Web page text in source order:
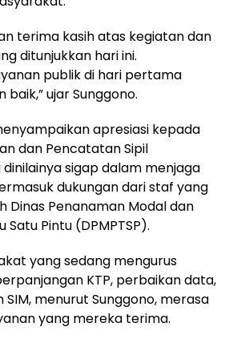
terima kasih atas kegiatan dan
ditunjukkan hari ini.
publik di hari pertama
ujar Sunggono.
apresiasi kepada
dan Pencatatan Sipil
sigap dalam menjaga
dukungan dari staf yang
Dinas Penanaman Modal dan
Pintu (DPMPTSP).
yang sedang mengurus
KTP, perbaikan data,
menurut Sunggono, merasa
yang mereka terima.